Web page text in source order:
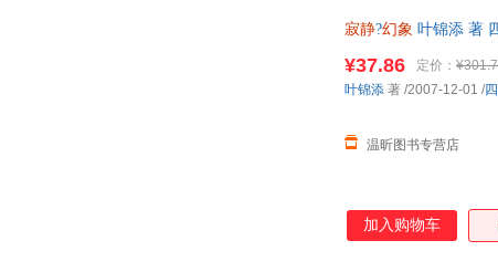
寂静?幻象 叶锦添 著
¥37.86 定价：
温昕图书专营店
叶锦添 著 /2007-12-01 /
加入购物车